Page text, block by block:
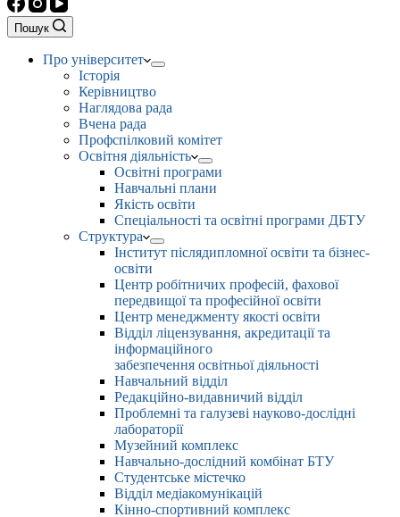
Пошук
Про університет
Історія
Керівництво
Наглядова рада
Вчена рада
Профспілковий комітет
Освітня діяльність
Освітні програми
Навчальні плани
Якість освіти
Спеціальності та освітні програми ДБТУ
Структура
Інститут післядипломної освіти та бізнес-
освіти
Центр робітничих професій, фахової
передвищої та професійної освіти
Центр менеджменту якості освіти
Відділ ліцензування, акредитації та
інформаційного
забезпечення освітньої діяльності
Навчальний відділ
Редакційно-видавничий відділ
Проблемні та галузеві науково-дослідні
лабораторії
Музейний комплекс
Навчально-дослідний комбінат БТУ
Студентське містечко
Відділ медіакомунікацій
Кінно-спортивний комплекс